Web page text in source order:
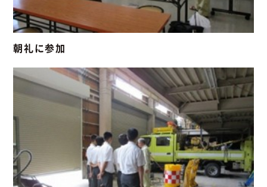
朝礼に参加